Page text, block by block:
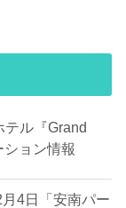
ル『Grand
ョン情報
4日「安南パー